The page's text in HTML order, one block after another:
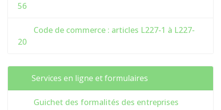
56
Code de commerce : articles L227-1 à L227-
20
Services en ligne et formulaires
Guichet des formalités des entreprises